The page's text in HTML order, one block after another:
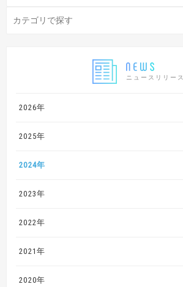
ニュースリリース
2026年
2025年
2024年
2023年
2022年
2021年
2020年